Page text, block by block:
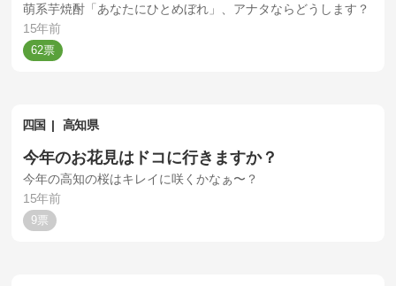
萌系芋焼酎「あなたにひとめぼれ」、アナタならどうします？
15年前
62
四国 高知県
今年のお花見はドコに行きますか？
今年の高知の桜はキレイに咲くかなぁ〜？
15年前
9